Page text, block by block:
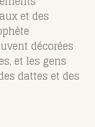
et des
décorées
et les gens
dattes et des